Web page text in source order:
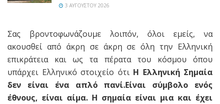
3 ΑΥΓΟΎΣΤΟΥ 2026
Σας βροντοφωνάζουμε λοιπόν, όλοι εμείς, να
ακουσθεί από άκρη σε άκρη σε όλη την Ελληνική
επικράτεια και ως τα πέρατα του κόσμου όπου
υπάρχει Ελληνικό στοιχείο ότι Η Ελληνική Σημαία
δεν είναι ένα απλό πανί.Είναι σύμβολο ενός
έθνους, είναι αίμα. Η σημαία είναι μια και έχει